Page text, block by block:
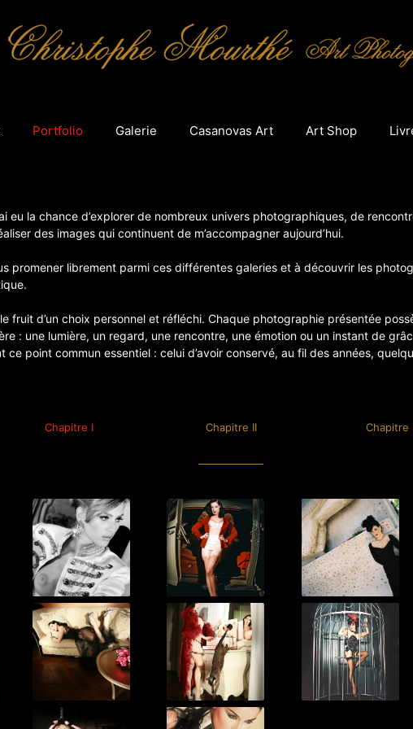
Portfolio Galerie Casanovas Art Art Shop
eu la chance d’explorer de nombreux univers photographiques, de
des images qui continuent de m’accompagner aujourd’hui.
promener librement parmi ces différentes galeries et à découvrir les
fruit d’un choix personnel et réfléchi. Chaque photographie présentée
: une lumière, un regard, une rencontre, une émotion ou un instant de
ce point commun essentiel : celui d’avoir conservé, au fil des années,
Chapitre I Chapitre II Chapitre